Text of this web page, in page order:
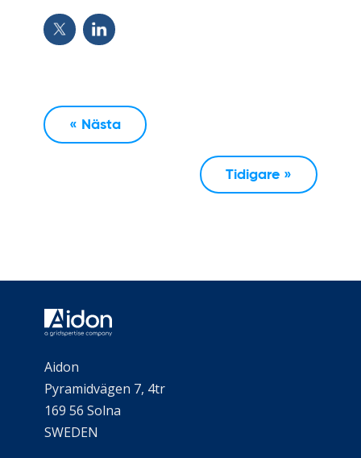
« Nästa
Tidigare »
Aidon
Pyramidvägen 7, 4tr
169 56 Solna
SWEDEN